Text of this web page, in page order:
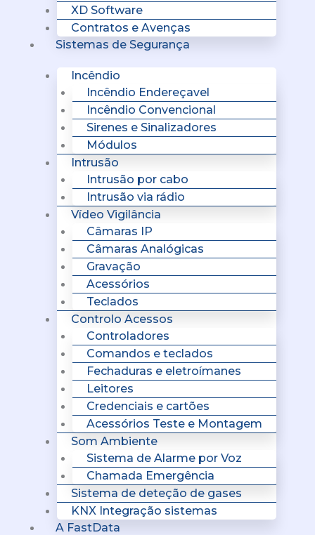
XD Software
Contratos e Avenças
Sistemas de Segurança
Incêndio
Incêndio Endereçavel
Incêndio Convencional
Sirenes e Sinalizadores
Módulos
Intrusão
Intrusão por cabo
Intrusão via rádio
Vídeo Vigilância
Câmaras IP
Câmaras Analógicas
Gravação
Acessórios
Teclados
Controlo Acessos
Controladores
Comandos e teclados
Fechaduras e eletroímanes
Leitores
Credenciais e cartões
Acessórios Teste e Montagem
Som Ambiente
Sistema de Alarme por Voz
Chamada Emergência
Sistema de deteção de gases
KNX Integração sistemas
A FastData